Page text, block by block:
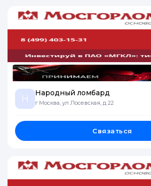
Н
Народный ломбард
г Москва, ул Лосевская, д 22
Связаться